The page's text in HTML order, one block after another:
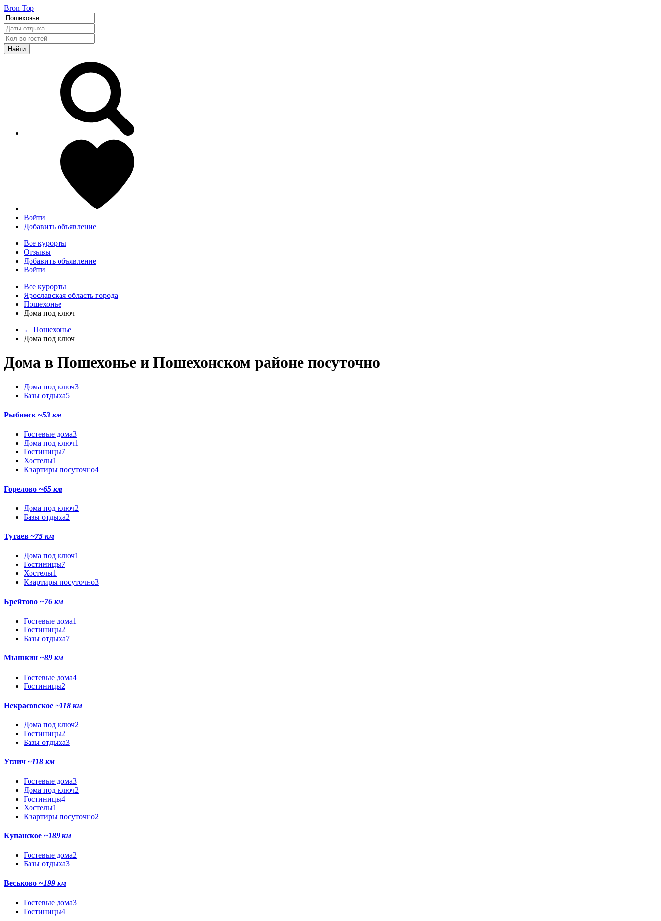
Bron Top
Найти
Войти
Добавить объявление
Все курорты
Отзывы
Добавить объявление
Войти
Все курорты
Ярославская область города
Пошехонье
Дома под ключ
← Пошехонье
Дома под ключ
Дома в Пошехонье и Пошехонском районе посуточно
Дома под ключ3
Базы отдыха5
Рыбинск ~53 км
Гостевые дома3
Дома под ключ1
Гостиницы7
Хостелы1
Квартиры посуточно4
Горелово ~65 км
Дома под ключ2
Базы отдыха2
Тутаев ~75 км
Дома под ключ1
Гостиницы7
Хостелы1
Квартиры посуточно3
Брейтово ~76 км
Гостевые дома1
Гостиницы2
Базы отдыха7
Мышкин ~89 км
Гостевые дома4
Гостиницы2
Некрасовское ~118 км
Дома под ключ2
Гостиницы2
Базы отдыха3
Углич ~118 км
Гостевые дома3
Дома под ключ2
Гостиницы4
Хостелы1
Квартиры посуточно2
Купанское ~189 км
Гостевые дома2
Базы отдыха3
Веськово ~199 км
Гостевые дома3
Гостиницы4